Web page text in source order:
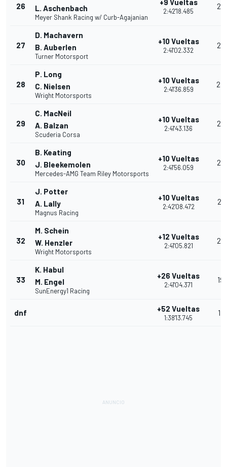
26
L. Aschenbach
Meyer Shank Racing w/ Curb-Agajanian
+9 Vueltas
2:42'18.485
26
27
D. Machavern
B. Auberlen
Turner Motorsport
+10 Vueltas
2:41'02.332
25
28
P. Long
C. Nielsen
Wright Motorsports
+10 Vueltas
2:41'36.859
24
29
C. MacNeil
A. Balzan
Scuderia Corsa
+10 Vueltas
2:41'43.136
23
30
B. Keating
J. Bleekemolen
Mercedes-AMG Team Riley Motorsports
+10 Vueltas
2:41'56.059
22
31
J. Potter
A. Lally
Magnus Racing
+10 Vueltas
2:42'08.472
21
32
M. Schein
W. Henzler
Wright Motorsports
+12 Vueltas
2:41'05.821
20
33
K. Habul
M. Engel
SunEnergy1 Racing
+26 Vueltas
2:41'04.371
19
dnf +52 Vueltas
1:38'13.745
17